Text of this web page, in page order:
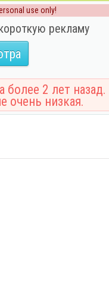
use only!
рекламу
более 2 лет назад.
очень низкая.